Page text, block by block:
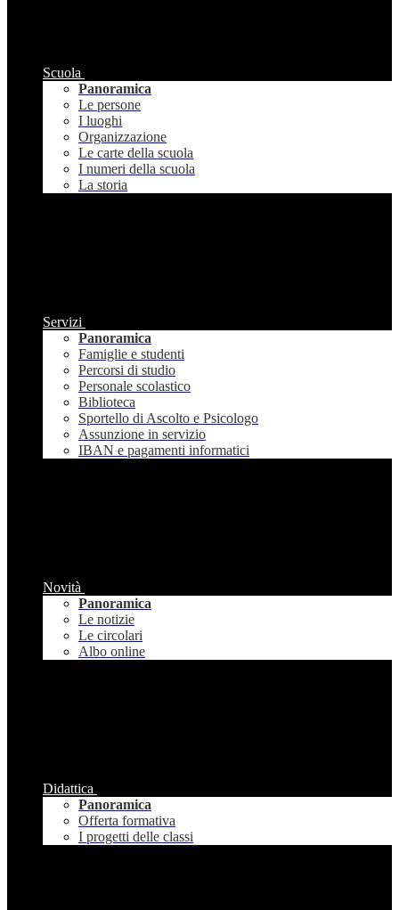
Scuola
Panoramica
Le persone
I luoghi
Organizzazione
Le carte della scuola
I numeri della scuola
La storia
Servizi
Panoramica
Famiglie e studenti
Percorsi di studio
Personale scolastico
Biblioteca
Sportello di Ascolto e Psicologo
Assunzione in servizio
IBAN e pagamenti informatici
Novità
Panoramica
Le notizie
Le circolari
Albo online
Didattica
Panoramica
Offerta formativa
I progetti delle classi